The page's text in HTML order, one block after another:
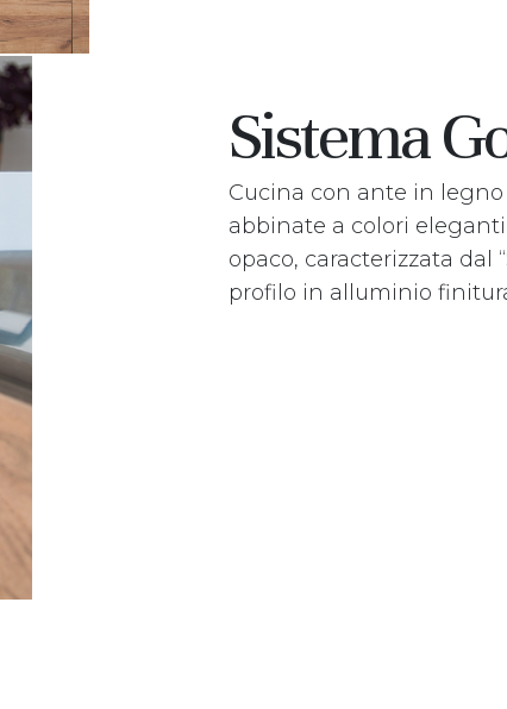
Sistema
Cucina con ante in
abbinate a colori
opaco, caracterizzata dal
profilo in alluminio